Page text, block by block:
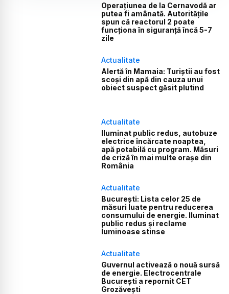
Operațiunea de la Cernavodă ar
putea fi amânată. Autoritățile
spun că reactorul 2 poate
funcționa în siguranță încă 5-7
zile
Actualitate
Alertă în Mamaia: Turiștii au fost
scoși din apă din cauza unui
obiect suspect găsit plutind
Actualitate
Iluminat public redus, autobuze
electrice încărcate noaptea,
apă potabilă cu program. Măsuri
de criză în mai multe orașe din
România
Actualitate
București: Lista celor 25 de
măsuri luate pentru reducerea
consumului de energie. Iluminat
public redus și reclame
luminoase stinse
Actualitate
Guvernul activează o nouă sursă
de energie. Electrocentrale
București a repornit CET
Grozăvești